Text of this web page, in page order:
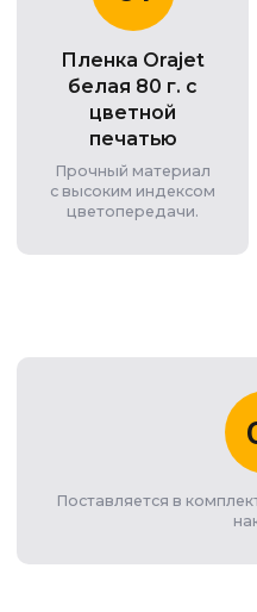
Пленка Orajet
белая 80 г. с
цветной
печатью
Прочный материал
с высоким индексом
цветопередачи.
Поставляется в